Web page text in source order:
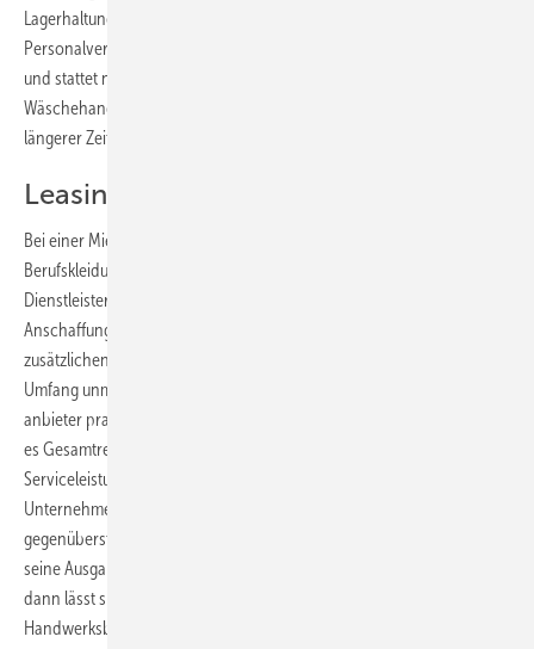
Lagerhaltung kann ein textiler Dienstleister schnell auf
Personalveränderungen reagieren. Überflüssige Teile nimmt er zurück
und stattet neue Mitarbeiter innerhalb kurzer Zeit aus. Das
Wäschehandling garantiert, dass ein gewünschter Artikel auch nach
längerer Zeit erhältlich ist.
Leasingangebote vergleichen
Bei einer Mietservicelösung entfallen die hohen Investitionskosten für
Berufskleidung. Für die Ausstattung eines Mitarbeiters erhebt der
Dienstleister eine wöchentliche Gebühr, die sich nach dem
Anschaffungspreis der Wäsche, der Zahl der Garnituren und den
zusätzlichen Leistungen richtet. Die Leasingraten können in vollem
Umfang unmittelbar steuerlich geltend gemacht werden. Die Leasing­
anbieter praktizieren unterschiedliche Abrechnungsmodalitäten, sei
es Gesamtrechnungen oder Teilrechnungen für einzelne
Serviceleistungen. Um eine Vergleichbarkeit herzustellen, sollte ein
Unternehmen stets den Preis der Qualität des Gesamtleistungspakets
gegenüberstellen. So erhält er eine klar definierte Kostengröße für
seine Ausgaben und damit eine übersichtliche Kalkula­tionsbasis. Und
dann lässt sich auch feststellen, welcher Anbieter für den jeweiligen
Handwerksbetrieb über das beste Leistungspaket verfügt. Dies nicht